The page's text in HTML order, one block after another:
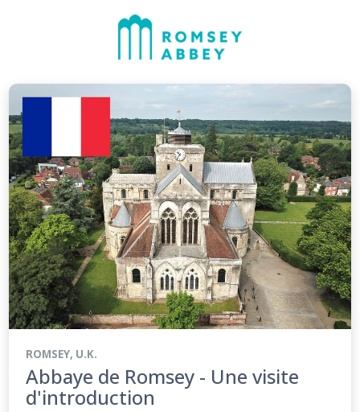
ROMSEY, U.K.
Abbaye de Romsey - Une visite
d'introduction